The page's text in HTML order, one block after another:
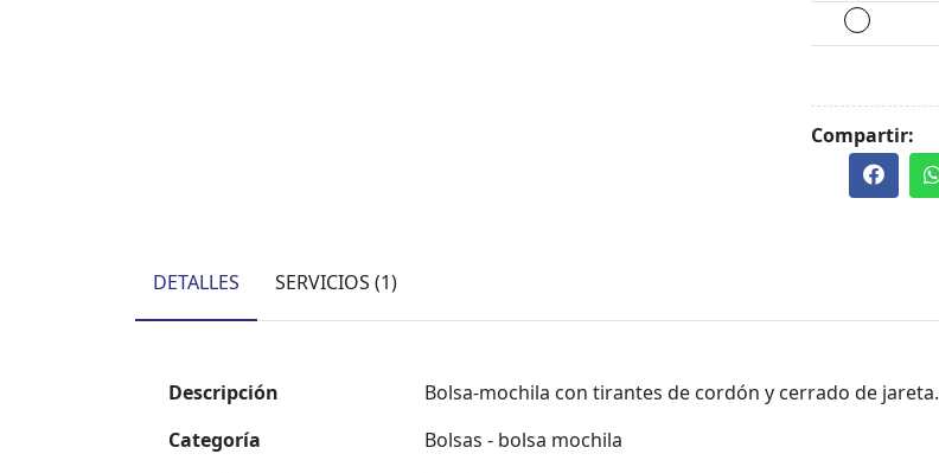
Compartir:
DETALLES SERVICIOS (1)
Descripción
Bolsa-mochila con tirantes de cordón y cerrado de jareta.
Categoría
Bolsas - bolsa mochila